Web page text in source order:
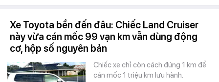
Xe Toyota bền đến đâu: Chiếc Land Cruiser
này vừa cán mốc 99 vạn km vẫn dùng động
cơ, hộp số nguyên bản
Chiếc xe chỉ còn cách đúng 1 km để
cán mốc 1 triệu km lưu hành.